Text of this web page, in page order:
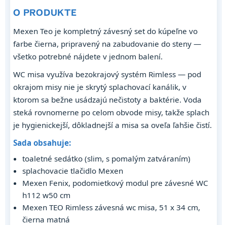
O PRODUKTE
Mexen Teo je kompletný závesný set do kúpeľne vo
farbe čierna, pripravený na zabudovanie do steny —
všetko potrebné nájdete v jednom balení.
WC misa využíva bezokrajový systém Rimless — pod
okrajom misy nie je skrytý splachovací kanálik, v
ktorom sa bežne usádzajú nečistoty a baktérie. Voda
steká rovnomerne po celom obvode misy, takže splach
je hygienickejší, dôkladnejší a misa sa oveľa ľahšie čistí.
Sada obsahuje:
toaletné sedátko (slim, s pomalým zatváraním)
splachovacie tlačidlo Mexen
Mexen Fenix, podomietkový modul pre závesné WC
h112 w50 cm
Mexen TEO Rimless závesná wc misa, 51 x 34 cm,
čierna matná